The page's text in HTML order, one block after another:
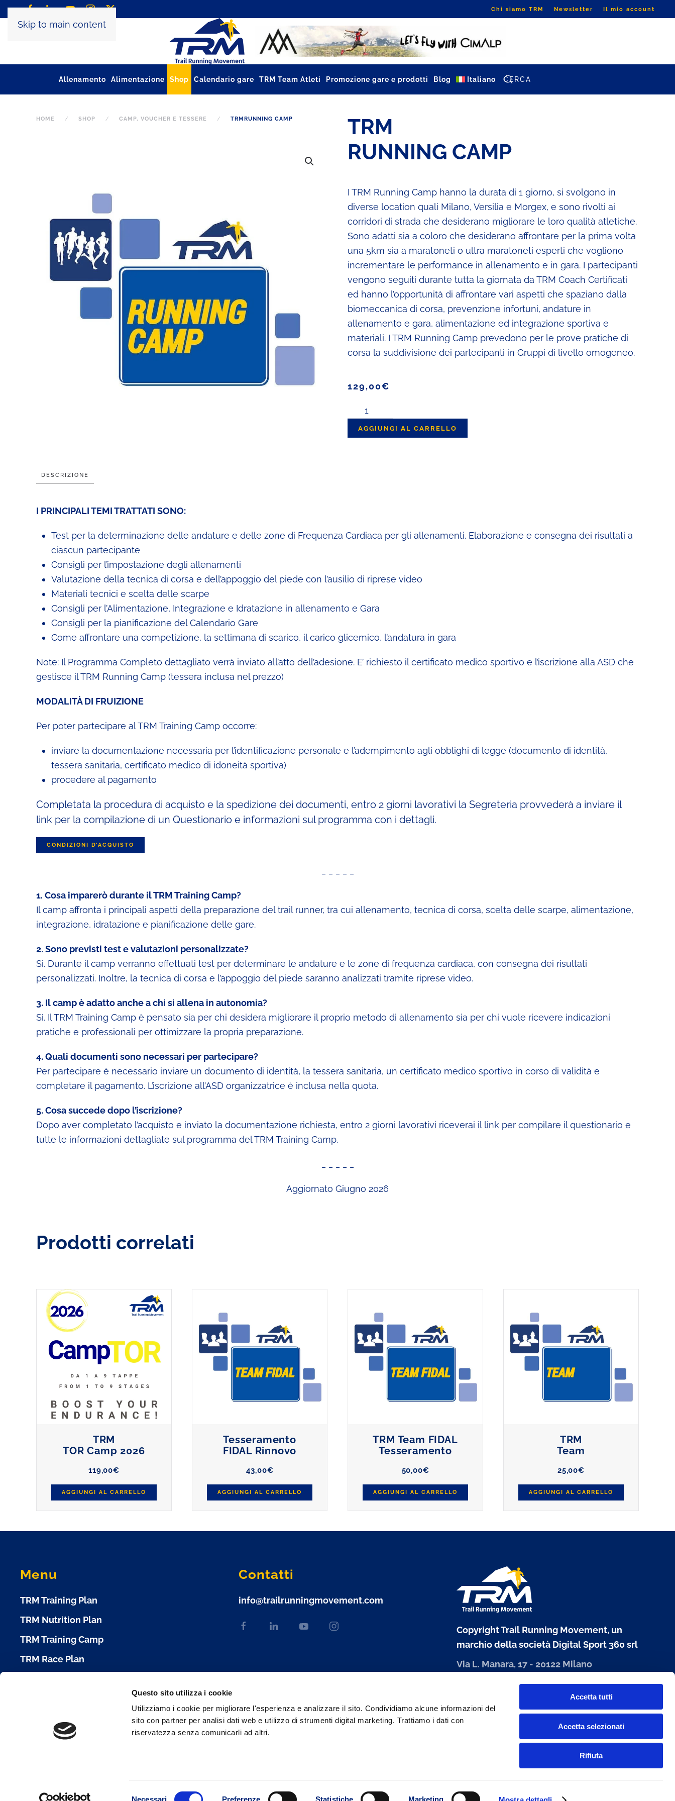
Questo sito utilizza i cookie
Utilizziamo i cookie per migliorare l'esperienza e analizzare il sito. Condividiamo alcune informazioni del
sito con partner per analisi dati web e utilizzo di strumenti digital marketing. Trattiamo i dati con
riservatezza senza comunicarli ad altri.
Necessari Preferenze Statistiche Marketing
Accetta tutti
Accetta selezionati
Rifiuta
Skip to main content
Chi siamo TRM Newsletter Il mio account
Allenamento Alimentazione Shop Calendario gare TRM Team Atleti Promozione gare e prodotti Blog Italiano
HOME SHOP CAMP, VOUCHER E TESSERE TRMRUNNING CAMP
TRM
RUNNING CAMP
I TRM Running Camp hanno la durata di 1 giorno, si svolgono in
diverse location quali Milano, Versilia e Morgex, e sono rivolti ai
corridori di strada che desiderano migliorare le loro qualità atletiche.
Sono adatti sia a coloro che desiderano affrontare per la prima volta
una 5km sia a maratoneti o ultra maratoneti esperti che vogliono
incrementare le performance in allenamento e in gara. I partecipanti
vengono seguiti durante tutta la giornata da TRM Coach Certificati
ed hanno l’opportunità di affrontare vari aspetti che spaziano dalla
biomeccanica di corsa, prevenzione infortuni, andature in
allenamento e gara, alimentazione ed integrazione sportiva e
materiali. I TRM Running Camp prevedono per le prove pratiche di
corsa la suddivisione dei partecipanti in Gruppi di livello omogeneo.
129,00€
TRMRunning
Camp
quantità
AGGIUNGI AL CARRELLO
DESCRIZIONE
I PRINCIPALI TEMI TRATTATI SONO:
Test per la determinazione delle andature e delle zone di Frequenza Cardiaca per gli allenamenti. Elaborazione e consegna dei risultati a
ciascun partecipante
Consigli per l’impostazione degli allenamenti
Valutazione della tecnica di corsa e dell’appoggio del piede con l’ausilio di riprese video
Materiali tecnici e scelta delle scarpe
Consigli per l’Alimentazione, Integrazione e Idratazione in allenamento e Gara
Consigli per la pianificazione del Calendario Gare
Come affrontare una competizione, la settimana di scarico, il carico glicemico, l’andatura in gara
Note: Il Programma Completo dettagliato verrà inviato all’atto dell’adesione. E’ richiesto il certificato medico sportivo e l’iscrizione alla ASD che
gestisce il TRM Running Camp (tessera inclusa nel prezzo)
MODALITÀ DI FRUIZIONE
Per poter partecipare al TRM Training Camp occorre:
inviare la documentazione necessaria per l’identificazione personale e l’adempimento agli obblighi di legge (documento di identità,
tessera sanitaria, certificato medico di idoneità sportiva)
procedere al pagamento
Completata la procedura di acquisto e la spedizione dei documenti, entro 2 giorni lavorativi la Segreteria provvederà a inviare il
link per la compilazione di un Questionario e informazioni sul programma con i dettagli.
CONDIZIONI D’ACQUISTO
1. Cosa imparerò durante il TRM Training Camp?
Il camp affronta i principali aspetti della preparazione del trail runner, tra cui allenamento, tecnica di corsa, scelta delle scarpe, alimentazione,
integrazione, idratazione e pianificazione delle gare.
2. Sono previsti test e valutazioni personalizzate?
Sì. Durante il camp verranno effettuati test per determinare le andature e le zone di frequenza cardiaca, con consegna dei risultati
personalizzati. Inoltre, la tecnica di corsa e l’appoggio del piede saranno analizzati tramite riprese video.
3. Il camp è adatto anche a chi si allena in autonomia?
Sì. Il TRM Training Camp è pensato sia per chi desidera migliorare il proprio metodo di allenamento sia per chi vuole ricevere indicazioni
pratiche e professionali per ottimizzare la propria preparazione.
4. Quali documenti sono necessari per partecipare?
Per partecipare è necessario inviare un documento di identità, la tessera sanitaria, un certificato medico sportivo in corso di validità e
completare il pagamento. L’iscrizione all’ASD organizzatrice è inclusa nella quota.
5. Cosa succede dopo l’iscrizione?
Dopo aver completato l’acquisto e inviato la documentazione richiesta, entro 2 giorni lavorativi riceverai il link per compilare il questionario e
tutte le informazioni dettagliate sul programma del TRM Training Camp.
Aggiornato Giugno 2026
Prodotti correlati
TRM
TOR Camp 2026
119,00€
AGGIUNGI AL CARRELLO
Tesseramento
FIDAL Rinnovo
43,00€
AGGIUNGI AL CARRELLO
TRM Team FIDAL
Tesseramento
50,00€
AGGIUNGI AL CARRELLO
TRM
Team
25,00€
AGGIUNGI AL CARRELLO
Menu
TRM Training Plan
TRM Nutrition Plan
TRM Training Camp
TRM Race Plan
Condizioni d'Uso
Privacy Policy
Contatti
info@trailrunningmovement.com
Copyright Trail Running Movement, un
marchio della società Digital Sport 360 srl
Via L. Manara, 17 - 20122 Milano
P. IVA 10303680960
www.digitalsport360.com
Web engineering and design bySernicola Labs